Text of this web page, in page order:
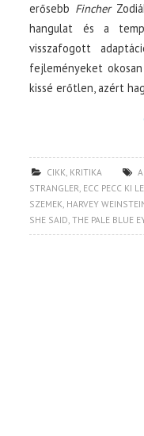
erősebb Fincher
hangulat és a
visszafogott
fejleményeket
kissé erőtlen, azért
CIKK, KRITIKA
STRANGLER, ECC PECC KI
SZEMEK, HARVEY
SHE SAID,THE PALE BLUE